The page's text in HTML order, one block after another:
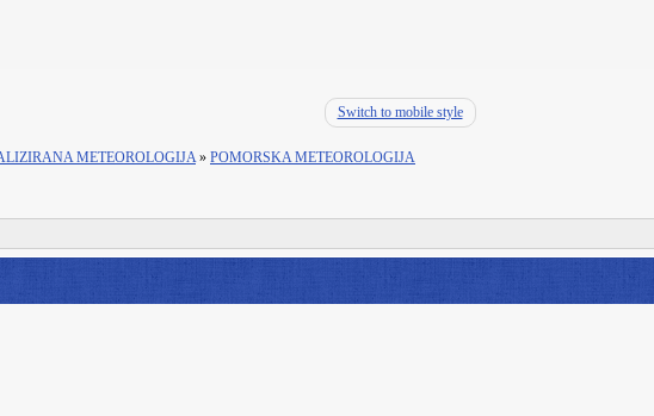
Switch to mobile style
METEOROLOGIJA» POMORSKA METEOROLOGIJA